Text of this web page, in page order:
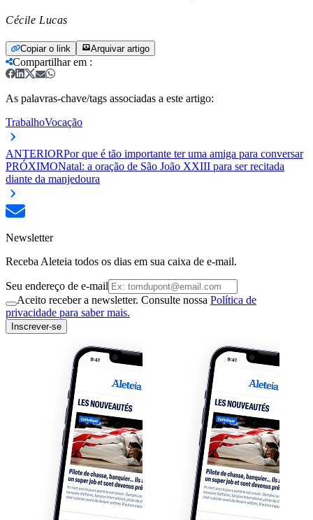
Cécile Lucas
Copiar o link Arquivar artigo
Compartilhar em :
As palavras-chave/tags associadas a este artigo:
TrabalhoVocação
ANTERIORPor que é tão importante ter uma amiga para conversar
PRÓXIMONatal: a oração de São João XXIII para ser recitada
diante da manjedoura
Newsletter
Receba Aleteia todos os dias em sua caixa de e-mail.
Seu endereço de e-mail
Aceito receber a newsletter. Consulte nossa Política de
privacidade para saber mais.
Inscrever-se